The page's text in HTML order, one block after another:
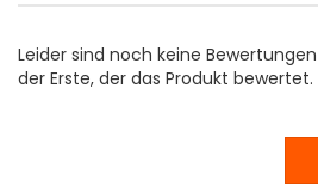
Leider sind noch keine
der Erste, der das Produkt bewertet.